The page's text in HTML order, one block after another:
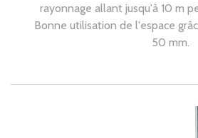
rayonnage allant jusqu'à 10 m
Bonne utilisation de l'espace
50 mm.